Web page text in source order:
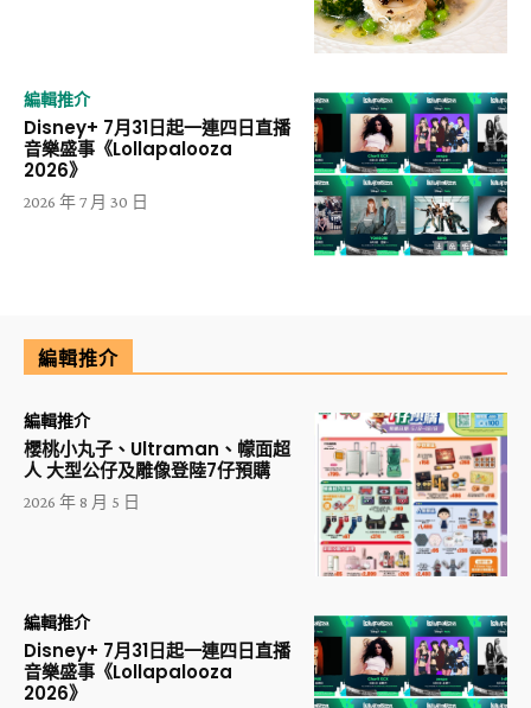
編輯推介
Disney+ 7月31日起一連四日直播
音樂盛事《Lollapalooza
2026》
2026 年 7 月 30 日
編輯推介
編輯推介
櫻桃小丸子、Ultraman、幪面超
人 大型公仔及雕像登陸7仔預購
2026 年 8 月 5 日
編輯推介
Disney+ 7月31日起一連四日直播
音樂盛事《Lollapalooza
2026》